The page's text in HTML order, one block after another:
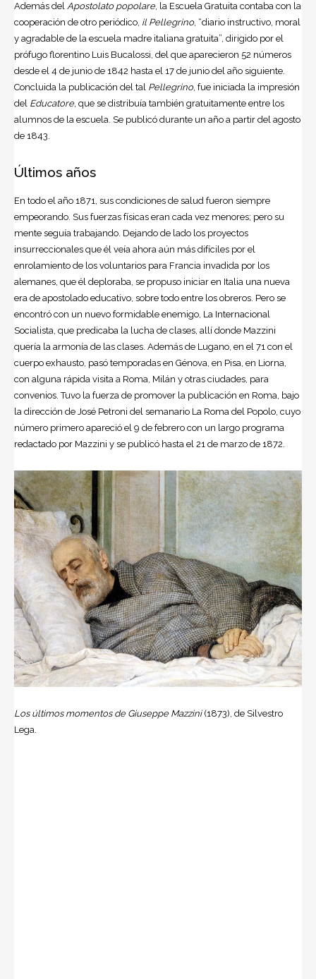
Además del Apostolato popolare, la Escuela Gratuita contaba con la
cooperación de otro periódico, il Pellegrino, “diario instructivo, moral
y agradable de la escuela madre italiana gratuita”, dirigido por el
prófugo florentino Luis Bucalossi, del que aparecieron 52 números
desde el 4 de junio de 1842 hasta el 17 de junio del año siguiente.
Concluida la publicación del tal Pellegrino, fue iniciada la impresión
del Educatore, que se distribuía también gratuitamente entre los
alumnos de la escuela. Se publicó durante un año a partir del agosto
de 1843.
Últimos años
En todo el año 1871, sus condiciones de salud fueron siempre
empeorando. Sus fuerzas físicas eran cada vez menores; pero su
mente seguía trabajando. Dejando de lado los proyectos
insurreccionales que él veía ahora aún más difíciles por el
enrolamiento de los voluntarios para Francia invadida por los
alemanes, que él deploraba, se propuso iniciar en Italia una nueva
era de apostolado educativo, sobre todo entre los obreros. Pero se
encontró con un nuevo formidable enemigo, La Internacional
Socialista, que predicaba la lucha de clases, allí donde Mazzini
quería la armonía de las clases. Además de Lugano, en el 71 con el
cuerpo exhausto, pasó temporadas en Génova, en Pisa, en Liorna,
con alguna rápida visita a Roma, Milán y otras ciudades, para
convenios. Tuvo la fuerza de promover la publicación en Roma, bajo
la dirección de José Petroni del semanario La Roma del Popolo, cuyo
número primero apareció el 9 de febrero con un largo programa
redactado por Mazzini y se publicó hasta el 21 de marzo de 1872.
Los últimos momentos de Giuseppe Mazzini(1873), de Silvestro
Lega.